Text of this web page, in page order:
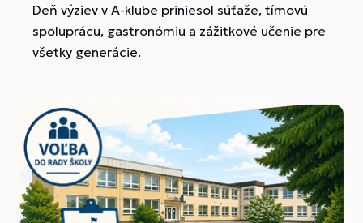
Deň výziev v A-klube priniesol súťaže, tímovú
spoluprácu, gastronómiu a zážitkové učenie pre
všetky generácie.